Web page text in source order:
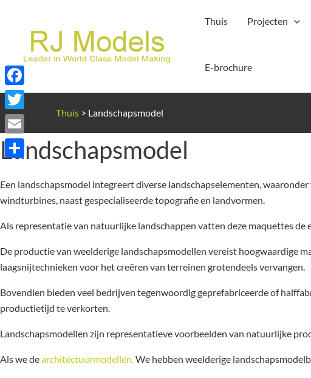
inhoud
Thuis Projecten
E-brochure
Thuis > Landschapsmodel
Landschapsmodel
Een landschapsmodel integreert diverse landschapselementen,
windturbines, naast gespecialiseerde topografie en landvormen.
Als representatie van natuurlijke landschappen vatten deze maquettes de
De productie van weelderige landschapsmodellen vereist hoogwaardige
laagsnijtechnieken voor het creëren van terreinen grotendeels vervangen.
Bovendien bieden veel bedrijven tegenwoordig geprefabriceerde of
productietijd te verkorten.
Landschapsmodellen zijn representatieve voorbeelden van natuurlijke
Als we dearchitectuurmodellen,We hebben weelderige
Facebook
Twitter
Email